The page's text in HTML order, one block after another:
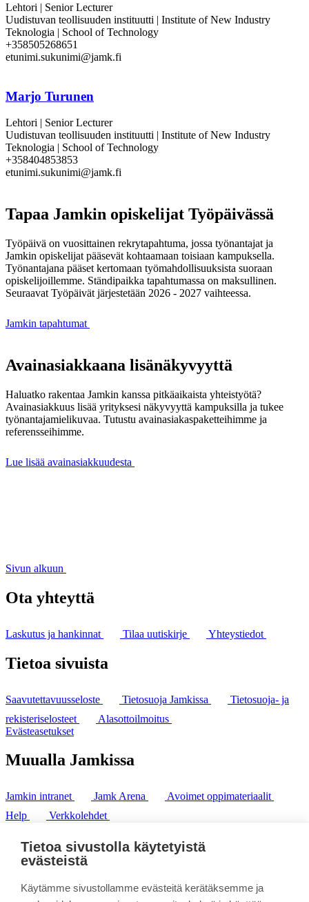
Lehtori | Senior Lecturer
Uudistuvan teollisuuden instituutti | Institute of New Industry
Teknologia | School of Technology
+358505268651
etunimi.sukunimi@jamk.fi
Marjo Turunen
Lehtori | Senior Lecturer
Uudistuvan teollisuuden instituutti | Institute of New Industry
Teknologia | School of Technology
+358404853853
etunimi.sukunimi@jamk.fi
Tapaa Jamkin opiskelijat Työpäivässä
Työpäivä on vuosittainen rekrytapahtuma, jossa työnantajat ja
Jamkin opiskelijat pääsevät kohtaamaan toisiaan kampuksella.
Työnantajana pääset kertomaan työmahdollisuuksista suoraan
opiskelijoillemme. Ständipaikka tapahtumassa on maksullinen.
Seuraavat Työpäivät järjestetään 2026 - 2027 vaihteessa.
Jamkin tapahtumat
Avainasiakkaana lisänäkyvyyttä
Haluatko rakentaa Jamkin kanssa pitkäaikaista yhteistyötä?
Avainasiakkuus lisää yrityksesi näkyvyyttä kampuksilla ja tukee
työnantajamielikuvaa. Tutustu avainasiakaspaketteihimme ja
referensseihimme.
Lue lisää avainasiakkuudesta
Sivun alkuun
Ota yhteyttä
Laskutus ja hankinnat Tilaa uutiskirje Yhteystiedot
Tietoa sivuista
Saavutettavuusseloste Tietosuoja Jamkissa
Tietosuoja- ja
rekisteriselosteet
Alasottoilmoitus
Evästeasetukset
Muualla Jamkissa
Jamkin intranet Jamk Arena
Avoimet oppimateriaalit
Help
Verkkolehdet
puh. +358 20 743 8100
fax. +358 14 449 9694
Tietoa sivustolla käytetyistä
evästeistä
Käytämme sivustollamme evästeitä kerätäksemme ja